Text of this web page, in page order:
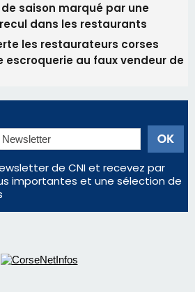
de saison marqué par une
dans les restaurants
les restaurateurs corses
escroquerie au faux vendeur de
de CNI et recevez par
importantes et une sélection de